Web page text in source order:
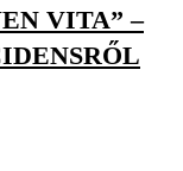
VITA” –